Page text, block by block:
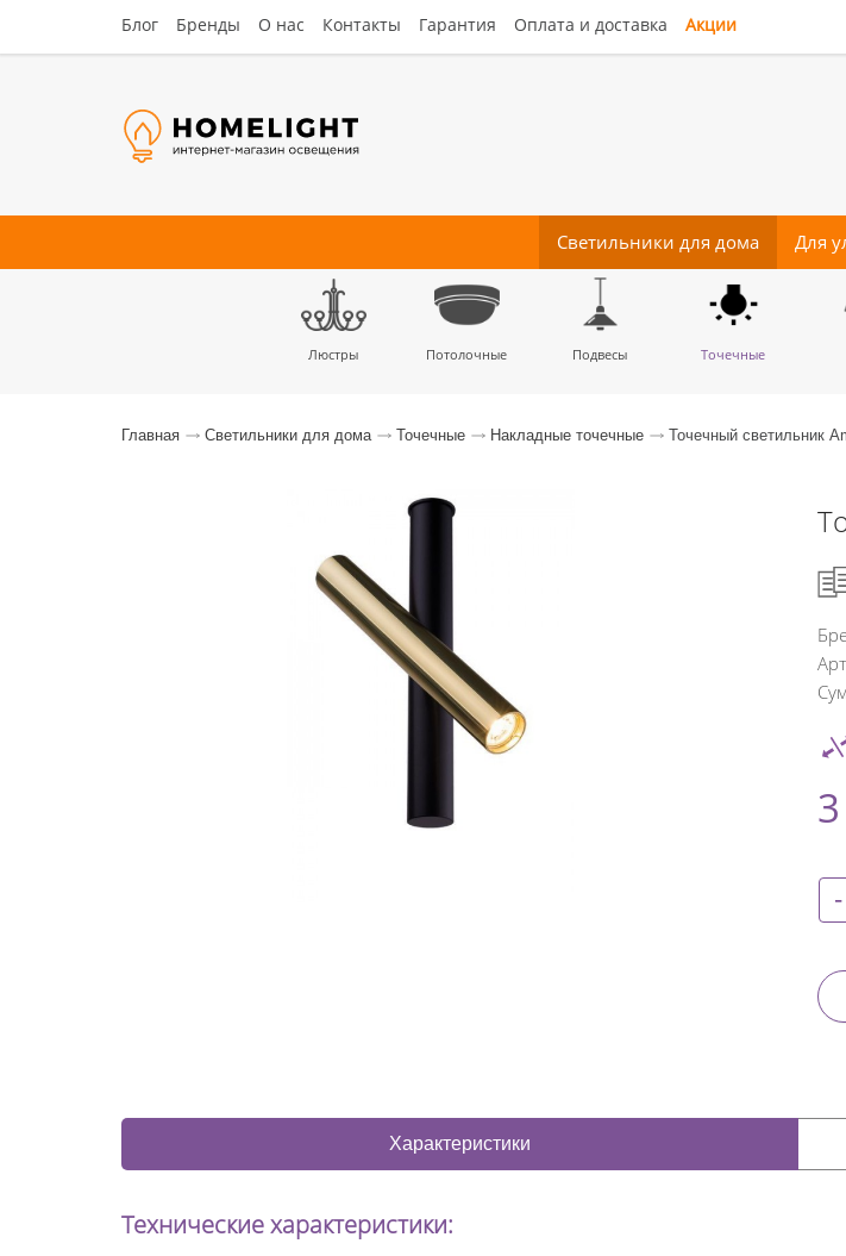
Блог Бренды О нас Контакты Гарантия Оплата и доставка Акции
Светильники для дома
Люстры Потолочные Подвесы Точечные
Для
Настенные Потолочные Тротуарные
Магнитные
Главная Светильники для дома Точечные Накладные точечные Точечный светильник
-
Характеристики
Технические характеристики: